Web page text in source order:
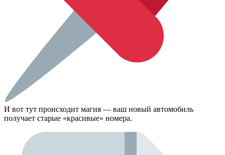
И вот тут происходит магия — ваш новый автомобиль
получает старые «красивые» номера.